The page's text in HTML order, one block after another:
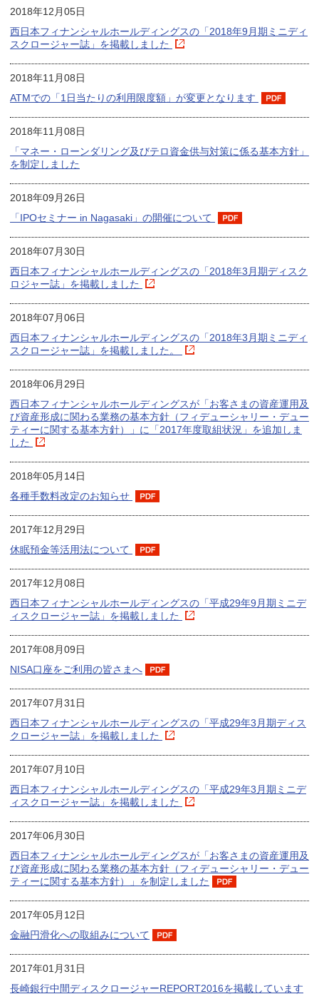
2018年12月05日
西日本フィナンシャルホールディングスの「2018年9月期ミニディ
スクロージャー誌」を掲載しました
2018年11月08日
ATMでの「1日当たりの利用限度額」が変更となります
2018年11月08日
「マネー・ローンダリング及びテロ資金供与対策に係る基本方針」
を制定しました
2018年09月26日
「IPOセミナー in Nagasaki」の開催について
2018年07月30日
西日本フィナンシャルホールディングスの「2018年3月期ディスク
ロジャー誌」を掲載しました
2018年07月06日
西日本フィナンシャルホールディングスの「2018年3月期ミニディ
スクロージャー誌」を掲載しました。
2018年06月29日
西日本フィナンシャルホールディングスが「お客さまの資産運用及
び資産形成に関わる業務の基本方針（フィデューシャリー・デュー
ティーに関する基本方針）」に「2017年度取組状況」を追加しま
した
2018年05月14日
各種手数料改定のお知らせ
2017年12月29日
休眠預金等活用法について
2017年12月08日
西日本フィナンシャルホールディングスの「平成29年9月期ミニデ
ィスクロージャー誌」を掲載しました
2017年08月09日
NISA口座をご利用の皆さまへ
2017年07月31日
西日本フィナンシャルホールディングスの「平成29年3月期ディス
クロージャー誌」を掲載しました
2017年07月10日
西日本フィナンシャルホールディングスの「平成29年3月期ミニデ
ィスクロージャー誌」を掲載しました
2017年06月30日
西日本フィナンシャルホールディングスが「お客さまの資産運用及
び資産形成に関わる業務の基本方針（フィデューシャリー・デュー
ティーに関する基本方針）」を制定しました
2017年05月12日
金融円滑化への取組みについて
2017年01月31日
長崎銀行中間ディスクロージャーREPORT2016を掲載しています